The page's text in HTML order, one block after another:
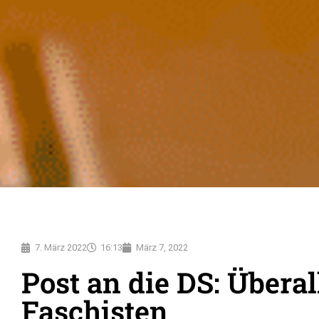
7. März 2022 16:13 März 7, 2022
Post an die DS:
Faschisten